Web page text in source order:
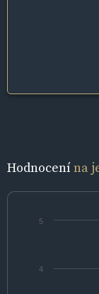
Hodnocenína
4
5